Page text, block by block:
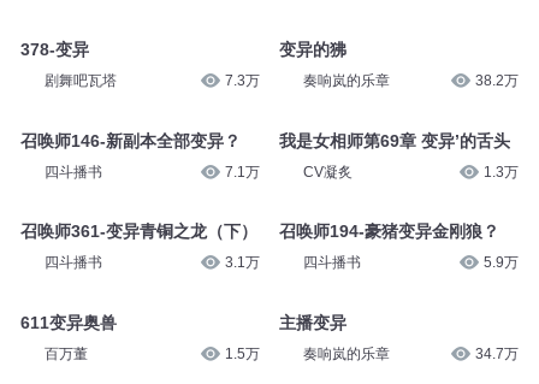
378-变异
剧舞吧瓦塔 7.3万
召唤师146-新副本全部变异？
四斗播书 7.1万
召唤师361-变异青铜之龙（下）
四斗播书 3.1万
611变异奥兽
百万董 1.5万
变异的狒
奏响岚的乐章 38.2万
我是女相师第69章 变异’的舌头
CV凝炙 1.3万
召唤师194-豪猪变异金刚狼？
四斗播书 5.9万
主播变异
奏响岚的乐章 34.7万